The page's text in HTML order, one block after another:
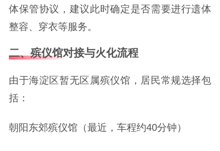
体保管协议，建议此时确定是否需要进行遗体
整容、穿衣等服务。
二、殡仪馆对接与火化流程
由于海淀区暂无区属殡仪馆，居民常规选择包
括：
朝阳东郊殡仪馆（最近，车程约40分钟）